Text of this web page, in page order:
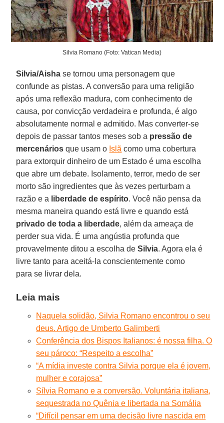
Silvia Romano (Foto: Vatican Media)
Silvia/Aisha se tornou uma personagem que
confunde as pistas. A conversão para uma religião
após uma reflexão madura, com conhecimento de
causa, por convicção verdadeira e profunda, é algo
absolutamente normal e admitido. Mas converter-se
depois de passar tantos meses sob a pressão de
mercenários que usam o Islã como uma cobertura
para extorquir dinheiro de um Estado é uma escolha
que abre um debate. Isolamento, terror, medo de ser
morto são ingredientes que às vezes perturbam a
razão e a liberdade de espírito. Você não pensa da
mesma maneira quando está livre e quando está
privado de toda a liberdade, além da ameaça de
perder sua vida. É uma angústia profunda que
provavelmente ditou a escolha deSilvia. Agora ela é
livre tanto para aceitá-la conscientemente como
para se livrar dela.
Leia mais
Naquela solidão, Silvia Romano encontrou o seu
deus. Artigo de Umberto Galimberti
Conferência dos Bispos Italianos: é nossa filha. O
seu pároco: “Respeito a escolha”
“A mídia investe contra Silvia porque ela é jovem,
mulher e corajosa”
Sílvia Romano e a conversão. Voluntária italiana,
sequestrada no Quênia e libertada na Somália
“Difícil pensar em uma decisão livre nascida em